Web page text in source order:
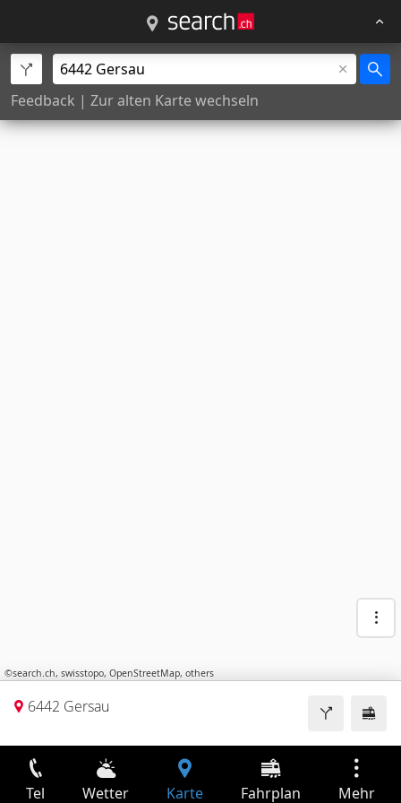
Feedback | Zur alten Karte wechseln
©search.ch, swisstopo, OpenStreetMap, others
6442 Gersau
Tel Wetter Karte Fahrplan Mehr